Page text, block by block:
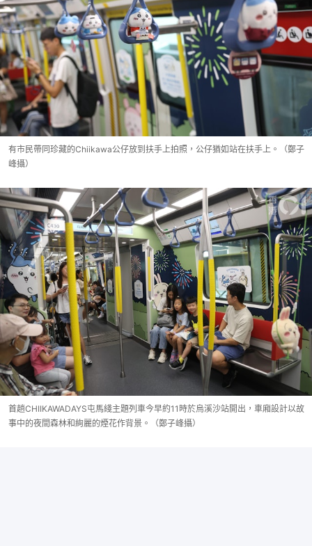
有市民帶同珍藏的Chiikawa公仔放到扶手上拍照，公仔猶如站在扶手上。（鄭子
峰攝）
首趟CHIIKAWADAYS屯馬綫主題列車今早約11時於烏溪沙站開出，車廂設計以故
事中的夜間森林和絢麗的煙花作背景。（鄭子峰攝）